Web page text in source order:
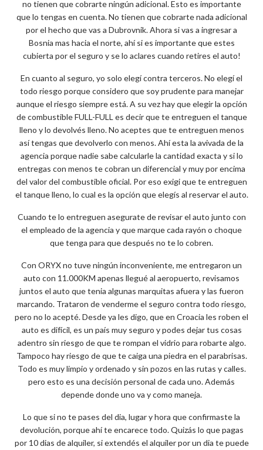
no tienen que cobrarte ningún adicional. Esto es importante
que lo tengas en cuenta. No tienen que cobrarte nada adicional
por el hecho que vas a Dubrovnik. Ahora si vas a ingresar a
Bosnia mas hacia el norte, ahí si es importante que estes
cubierta por el seguro y se lo aclares cuando retires el auto!
En cuanto al seguro, yo solo elegí contra terceros. No elegí el
todo riesgo porque considero que soy prudente para manejar
aunque el riesgo siempre está. A su vez hay que elegir la opción
de combustible FULL-FULL es decir que te entreguen el tanque
lleno y lo devolvés lleno. No aceptes que te entreguen menos
así tengas que devolverlo con menos. Ahí esta la avivada de la
agencia porque nadie sabe calcularle la cantidad exacta y si lo
entregas con menos te cobran un diferencial y muy por encima
del valor del combustible oficial. Por eso exigi que te entreguen
el tanque lleno, lo cual es la opción que elegís al reservar el auto.
Cuando te lo entreguen asegurate de revisar el auto junto con
el empleado de la agencia y que marque cada rayón o choque
que tenga para que después no te lo cobren.
Con ORYX no tuve ningún inconveniente, me entregaron un
auto con 11.000KM apenas llegué al aeropuerto, revisamos
juntos el auto que tenia algunas marquitas afuera y las fueron
marcando. Trataron de venderme el seguro contra todo riesgo,
pero no lo acepté. Desde ya les digo, que en Croacia les roben el
auto es difícil, es un país muy seguro y podes dejar tus cosas
adentro sin riesgo de que te rompan el vidrio para robarte algo.
Tampoco hay riesgo de que te caiga una piedra en el parabrisas.
Todo es muy limpio y ordenado y sin pozos en las rutas y calles.
pero esto es una decisión personal de cada uno. Además
depende donde uno va y como maneja.
Lo que si no te pases del dia, lugar y hora que confirmaste la
devolución, porque ahí te encarece todo. Quizás lo que pagas
por 10 dias de alquiler, si extendés el alquiler por un dia te puede